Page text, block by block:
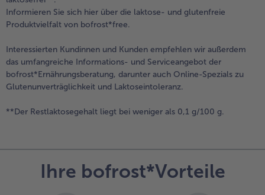
Informieren Sie sich hier über die laktose- und glutenfreie
Produktvielfalt von bofrost*free.
Interessierten Kundinnen und Kunden empfehlen wir außerdem
das umfangreiche Informations- und Serviceangebot der
bofrost*Ernährungsberatung, darunter auch Online-Spezials zu
Glutenunverträglichkeit und Laktoseintoleranz.
**Der Restlaktosegehalt liegt bei weniger als 0,1 g/100 g.
Ihre bofrost*Vorteile